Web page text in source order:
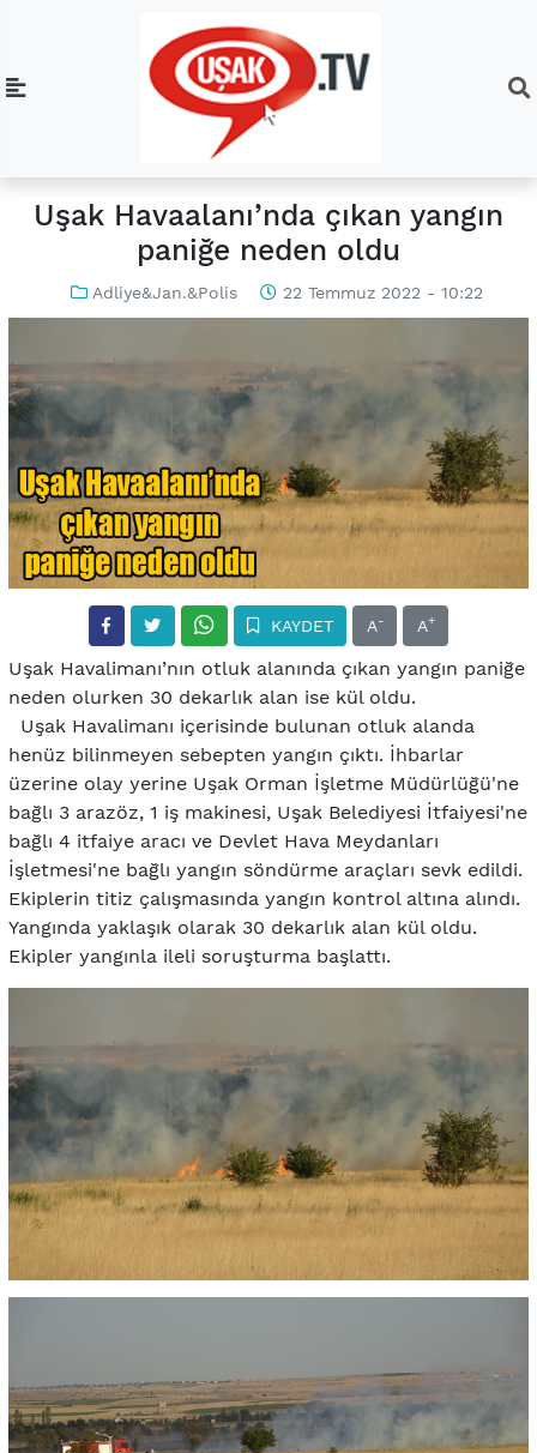
Uşak Havaalanı’nda çıkan yangın
paniğe neden oldu
Adliye&Jan.&Polis 22 Temmuz 2022 - 10:22
KAYDET A- A+
Uşak Havalimanı’nın otluk alanında çıkan yangın paniğe
neden olurken 30 dekarlık alan ise kül oldu.
Uşak Havalimanı içerisinde bulunan otluk alanda
henüz bilinmeyen sebepten yangın çıktı. İhbarlar
üzerine olay yerine Uşak Orman İşletme Müdürlüğü'ne
bağlı 3 arazöz, 1 iş makinesi, Uşak Belediyesi İtfaiyesi'ne
bağlı 4 itfaiye aracı ve Devlet Hava Meydanları
İşletmesi'ne bağlı yangın söndürme araçları sevk edildi.
Ekiplerin titiz çalışmasında yangın kontrol altına alındı.
Yangında yaklaşık olarak 30 dekarlık alan kül oldu.
Ekipler yangınla ileli soruşturma başlattı.